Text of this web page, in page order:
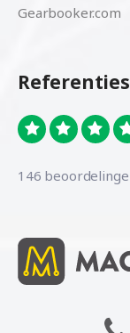
Gearbooker.com
Referenties
146